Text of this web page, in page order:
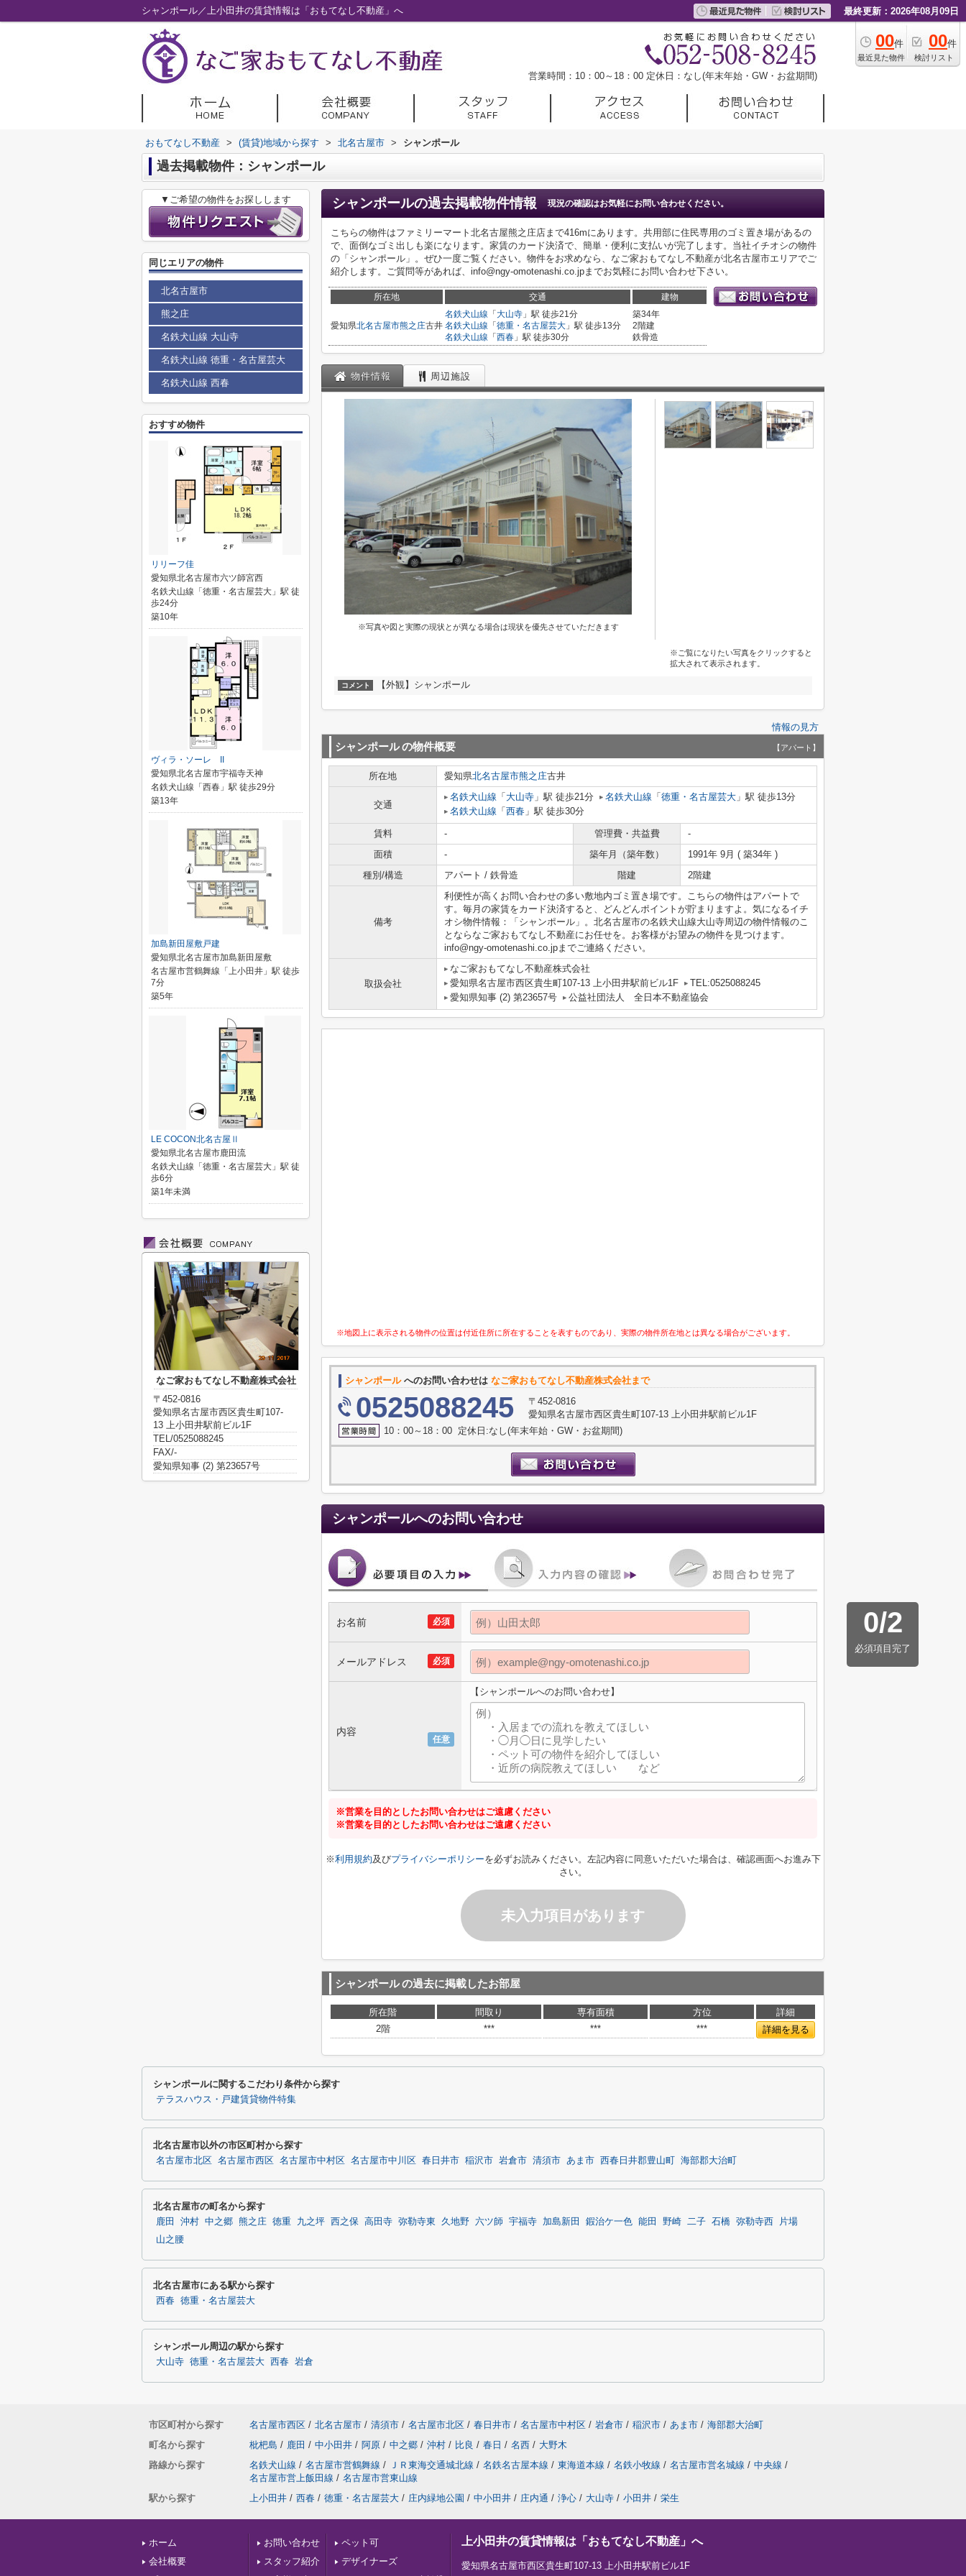
シャンポール／上小田井の賃貸情報は「おもてなし不動産」へ 最終更新：2026年08月09日
00件
最近見た物件
00件
検討リスト
営業時間：10：00～18：00 定休日：なし(年末年始・GW・お盆期間)
おもてなし不動産 > (賃貸)地域から探す > 北名古屋市 > シャンポール
過去掲載物件：シャンポール
シャンポールの過去掲載物件情報 現況の確認はお気軽にお問い合わせください。
こちらの物件はファミリーマート北名古屋熊之庄店まで416mにあります。共用部に住民専用のゴミ置き場があるの
で、面倒なゴミ出しも楽になります。家賃のカード決済で、簡単・便利に支払いが完了します。当社イチオシの物件
の「シャンポール」。ぜひ一度ご覧ください。物件をお求めなら、なご家おもてなし不動産が北名古屋市エリアでご
紹介します。ご質問等があれば、info@ngy-omotenashi.co.jpまでお気軽にお問い合わせ下さい。
所在地 交通 建物
愛知県北名古屋市熊之庄古井
名鉄犬山線 「 大山寺 」駅 徒歩21分
名鉄犬山線 「 徳重・名古屋芸大 」駅 徒歩13分
名鉄犬山線 「 西春 」駅 徒歩30分
築34年
2階建
鉄骨造
物件情報 周辺施設
※写真や図と実際の現状とが異なる場合は現状を優先させていただきます
※ご覧になりたい写真をクリックすると
拡大されて表示されます。
コメント 【外観】シャンポール
情報の見方
シャンポールの物件概要 【アパート】
所在地 愛知県北名古屋市熊之庄古井
交通
名鉄犬山線 「 大山寺 」駅 徒歩21分 名鉄犬山線 「 徳重・名古屋芸大 」駅 徒歩13分
名鉄犬山線 「 西春 」駅 徒歩30分
賃料 - 管理費・共益費
-
面積
- 築年月（築年数）
1991年 9月 ( 築34年 )
種別/構造
アパート / 鉄骨造 階建 2階建
備考
利便性が高くお問い合わせの多い敷地内ゴミ置き場です。こちらの物件はアパートで
す。毎月の家賃をカード決済すると、どんどんポイントが貯まりますよ。気になるイチ
オシ物件情報：「シャンポール」。北名古屋市の名鉄犬山線大山寺周辺の物件情報のこ
とならなご家おもてなし不動産にお任せを。お客様がお望みの物件を見つけます。
info@ngy-omotenashi.co.jpまでご連絡ください。
取扱会社
なご家おもてなし不動産株式会社
愛知県名古屋市西区貴生町107-13 上小田井駅前ビル1F
TEL:0525088245
愛知県知事 (2) 第23657号
公益社団法人 全日本不動産協会
※地図上に表示される物件の位置は付近住所に所在することを表すものであり、実際の物件所在地とは異なる場合がございます。
シャンポールへのお問い合わせは なご家おもてなし不動産株式会社まで
0525088245
〒452-0816
愛知県名古屋市西区貴生町107-13 上小田井駅前ビル1F
10：00～18：00 定休日:なし(年末年始・GW・お盆期間)
シャンポールへのお問い合わせ
0/2
必須項目完了
必須
お名前
必須
メールアドレス
任意
内容
【シャンポールへのお問い合わせ】
※営業を目的としたお問い合わせはご遠慮ください
※営業を目的としたお問い合わせはご遠慮ください
※利用規約及びプライバシーポリシーを必ずお読みください。左記内容に同意いただいた場合は、確認画面へお進み下
さい。
未入力項目があります
シャンポールの過去に掲載したお部屋
所在階 間取り 専有面積 方位
詳細
2階
*** *** *** 詳細を見る
▼ご希望の物件をお探しします
同じエリアの物件
北名古屋市
熊之庄
名鉄犬山線 大山寺
名鉄犬山線 徳重・名古屋芸大
名鉄犬山線 西春
おすすめ物件
リリーフ佳
愛知県北名古屋市六ツ師宮西
名鉄犬山線「徳重・名古屋芸大」駅 徒
歩24分
築10年
ヴィラ・ソーレ II
愛知県北名古屋市宇福寺天神
名鉄犬山線「西春」駅 徒歩29分
築13年
加島新田屋敷戸建
愛知県北名古屋市加島新田屋敷
名古屋市営鶴舞線「上小田井」駅 徒歩
7分
築5年
LE COCON北名古屋Ⅱ
愛知県北名古屋市鹿田流
名鉄犬山線「徳重・名古屋芸大」駅 徒
歩6分
築1年未満
なご家おもてなし不動産株式会社
〒452-0816
愛知県名古屋市西区貴生町107-
13 上小田井駅前ビル1F
TEL/0525088245
FAX/-
愛知県知事 (2) 第23657号
シャンポールに関するこだわり条件から探す
テラスハウス・戸建賃貸物件特集
北名古屋市以外の市区町村から探す
名古屋市北区 名古屋市西区 名古屋市中村区 名古屋市中川区 春日井市 稲沢市 岩倉市 清須市 あま市 西春日井郡豊山町 海部郡大治町
北名古屋市の町名から探す
鹿田 沖村 中之郷 熊之庄 徳重 九之坪 西之保 高田寺 弥勒寺東 久地野 六ツ師 宇福寺 加島新田 鍜治ケ一色 能田 野崎 二子 石橋 弥勒寺西
片場
山之腰
北名古屋市にある駅から探す
西春 徳重・名古屋芸大
シャンポール周辺の駅から探す
大山寺 徳重・名古屋芸大 西春 岩倉
市区町村から探す 名古屋市西区 / 北名古屋市 / 清須市 / 名古屋市北区 / 春日井市 / 名古屋市中村区 / 岩倉市 / 稲沢市 / あま市 / 海部郡大治町
町名から探す
枇杷島 / 鹿田 / 中小田井 / 阿原 / 中之郷 / 沖村 / 比良 / 春日 / 名西 / 大野木
路線から探す
名鉄犬山線 / 名古屋市営鶴舞線 / ＪＲ東海交通城北線 / 名鉄名古屋本線 / 東海道本線 / 名鉄小牧線 / 名古屋市営名城線 / 中央線 /
名古屋市営上飯田線 / 名古屋市営東山線
駅から探す
上小田井 / 西春 / 徳重・名古屋芸大 / 庄内緑地公園 / 中小田井 / 庄内通 / 浄心 / 大山寺 / 小田井 / 栄生
ホーム
会社概要
お問い合わせ
スタッフ紹介
ペット可
デザイナーズ
上小田井の賃貸情報は「おもてなし不動産」へ
愛知県名古屋市西区貴生町107-13 上小田井駅前ビル1F